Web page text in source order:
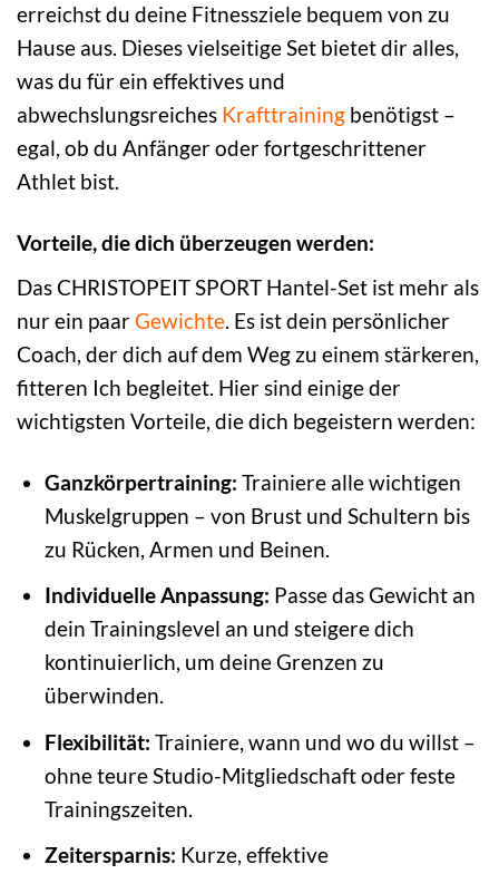
erreichst du deine Fitnessziele bequem von zu
Hause aus. Dieses vielseitige Set bietet dir alles,
was du für ein effektives und
abwechslungsreiches Krafttraining benötigst –
egal, ob du Anfänger oder fortgeschrittener
Athlet bist.
Vorteile, die dich überzeugen werden:
Das CHRISTOPEIT SPORT Hantel-Set ist mehr als
nur ein paarGewichte. Es ist dein persönlicher
Coach, der dich auf dem Weg zu einem stärkeren,
fitteren Ich begleitet. Hier sind einige der
wichtigsten Vorteile, die dich begeistern werden:
Ganzkörpertraining: Trainiere alle wichtigen
Muskelgruppen – von Brust und Schultern bis
zu Rücken, Armen und Beinen.
Individuelle Anpassung: Passe das Gewicht an
dein Trainingslevel an und steigere dich
kontinuierlich, um deine Grenzen zu
überwinden.
Flexibilität: Trainiere, wann und wo du willst –
ohne teure Studio-Mitgliedschaft oder feste
Trainingszeiten.
Zeitersparnis: Kurze, effektive